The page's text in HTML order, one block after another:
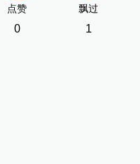
点赞
0
飘过
1